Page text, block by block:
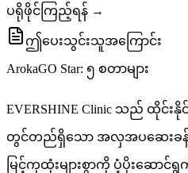
ပရိုဖိုင်ကြည့်ရန် →
ဤပေးသွင်းသူအကြောင်း
ArokaGO Star: ၅ စတာများ
EVERSHINE Clinic သည် ထိုင်
တွင်တည်ရှိသော အလှအပဆေးခန်
မြင့်ကုထုံးများစွာကို ပံ့ပိုးဆောင်